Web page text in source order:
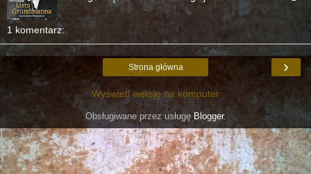
1 komentarz:
›
Strona główna
Wyświetl wersję na komputer
Obsługiwane przez usługę Blogger.